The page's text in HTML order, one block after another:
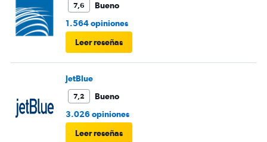
7,6
Bueno
1.564 opiniones
Leer reseñas
JetBlue
7,2
Bueno
3.026 opiniones
Leer reseñas